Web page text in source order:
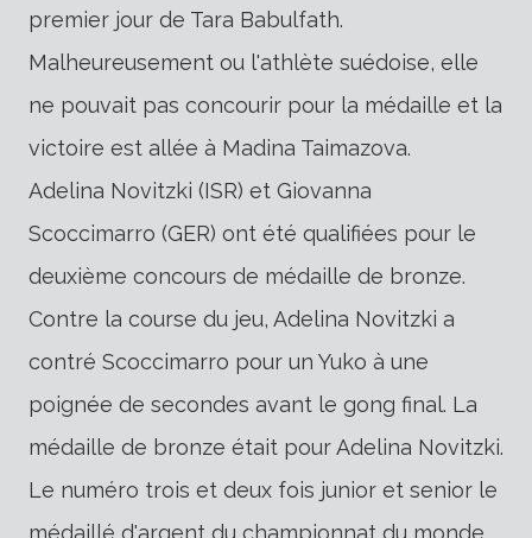
premier jour de Tara Babulfath.
Malheureusement ou l'athlète suédoise, elle
ne pouvait pas concourir pour la médaille et la
victoire est allée à Madina Taimazova.
Adelina Novitzki (ISR) et Giovanna
Scoccimarro (GER) ont été qualifiées pour le
deuxième concours de médaille de bronze.
Contre la course du jeu, Adelina Novitzki a
contré Scoccimarro pour un Yuko à une
poignée de secondes avant le gong final. La
médaille de bronze était pour Adelina Novitzki.
Le numéro trois et deux fois junior et senior le
médaillé d'argent du championnat du monde